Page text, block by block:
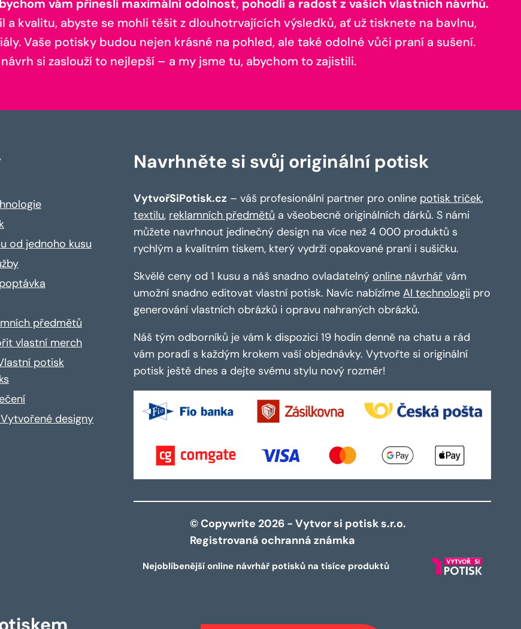
vám přinesli maximální odolnost, pohodlí a radost z vašich vlastních návrhů.
a kvalitu, abyste se mohli těšit z dlouhotrvajících výsledků, ať už tisknete na bavlnu,
Vaše potisky budou nejen krásné na pohled, ale také odolné vůči praní a sušení.
si zaslouží to nejlepší – a my jsme tu, abychom to zajistili.
od jednoho kusu
předmětů
vlastní merch
potisk
designy
Navrhněte si svůj originální potisk
VytvořSiPotisk.cz – váš profesionální partner pro online potisk triček,
textilu, reklamních předmětů a všeobecně originálních dárků. S námi
můžete navrhnout jedinečný design na více než 4 000 produktů s
rychlým a kvalitním tiskem, který vydrží opakované praní i sušičku.
Skvělé ceny od 1 kusu a náš snadno ovladatelný online návrhář vám
umožní snadno editovat vlastní potisk. Navíc nabízíme AI technologii pro
generování vlastních obrázků i opravu nahraných obrázků.
Náš tým odborníků je vám k dispozici 19 hodin denně na chatu a rád
vám poradí s každým krokem vaší objednávky. Vytvořte si originální
potisk ještě dnes a dejte svému stylu nový rozměr!
© Copywrite 2026 - Vytvor si potisk s.r.o.
Registrovaná ochranná známka
Nejoblíbenější online návrhář potisků na tisíce produktů